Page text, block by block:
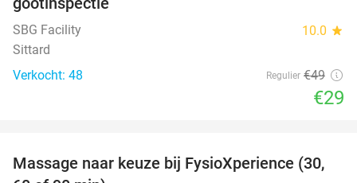
SBG Facility 10.0 star
Sittard
Verkocht: 48
Regulier €49
€29
44%
Massage naar keuze bij FysioXperience (30,